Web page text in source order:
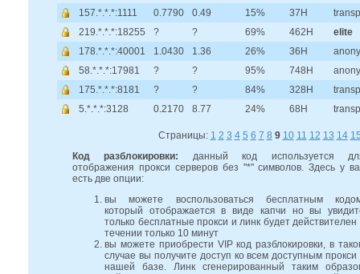
157.*.*.*:1111
0.7790 0.49 15% 37H
219.*.*.*:18255
? ? 69% 462H
elite
178.*.*.*:40001
1.0430 1.36 26% 36H
58.*.*.*:17981
? ? 95% 748H
175.*.*.*:8181
? ? 84% 328H
5.*.*.*:3128
0.2170 8.77 24% 68H
Страницы: 1 2 3 4 5 6 7 8 9 10 11 12 13 14
Код разблокировки:
данный код используется
отображения прокси серверов без "*" символов. Здесь у
есть две опции:
вы можете воспользоваться бесплатным
который отображается в виде капчи но вы
только бесплатные прокси и линк будет действителен
течении только 10 минут
вы можете приобрести VIP код разблокировки, в
случае вы получите доступ ко всем доступным прокси
нашей базе. Линк сгенерированный таким